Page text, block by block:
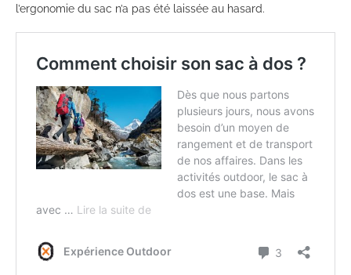
l’ergonomie du sac n’a pas été laissée au hasard.